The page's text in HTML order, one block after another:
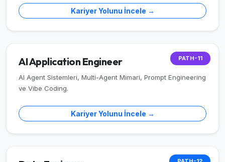
Kariyer Yolunu İncele →
PATH-11
AI Application Engineer
AI Agent Sistemleri, Multi-Agent Mimari, Prompt Engineering
ve Vibe Coding.
Kariyer Yolunu İncele →